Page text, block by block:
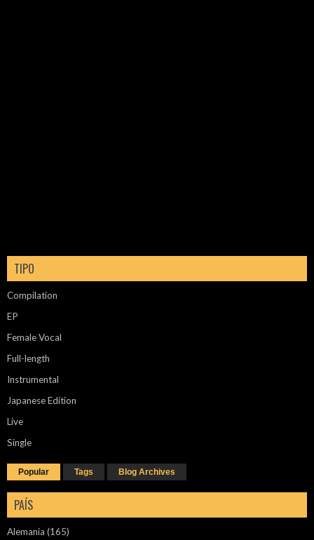
TIPO
Compilation
EP
Female Vocal
Full-length
Instrumental
Japanese Edition
Live
Single
Popular Tags Blog Archives
PAÍS
Alemania (165)